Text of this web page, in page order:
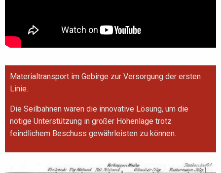
Materialtransport im Gebirge zur Versorgung der ersten
Linie.
Die Seilbahnen waren die innovative Lösung, um die
nötige Unterstützung in großer Höhenlage trotz
feindlichem Beschuss gewährleisten zu können.